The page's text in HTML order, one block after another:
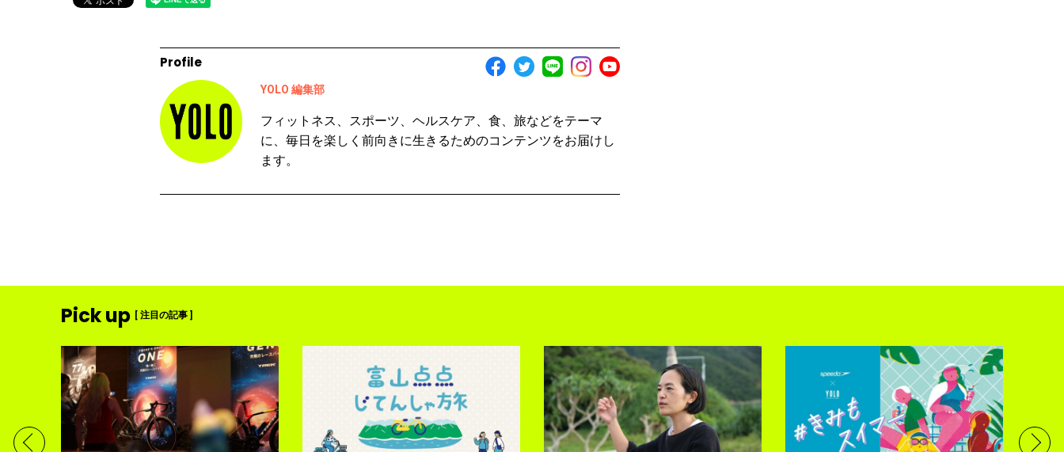
Profile
YOLO 編集部
フィットネス、スポーツ、ヘルスケア、食、旅などをテーマ
に、毎日を楽しく前向きに生きるためのコンテンツをお届けし
ます。
Pick up [ 注目の記事 ]
現す
で完